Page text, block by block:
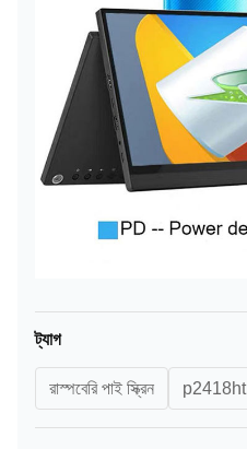
ট্যাগ
রাস্পবেরি পাই স্ক্রিন p2418ht